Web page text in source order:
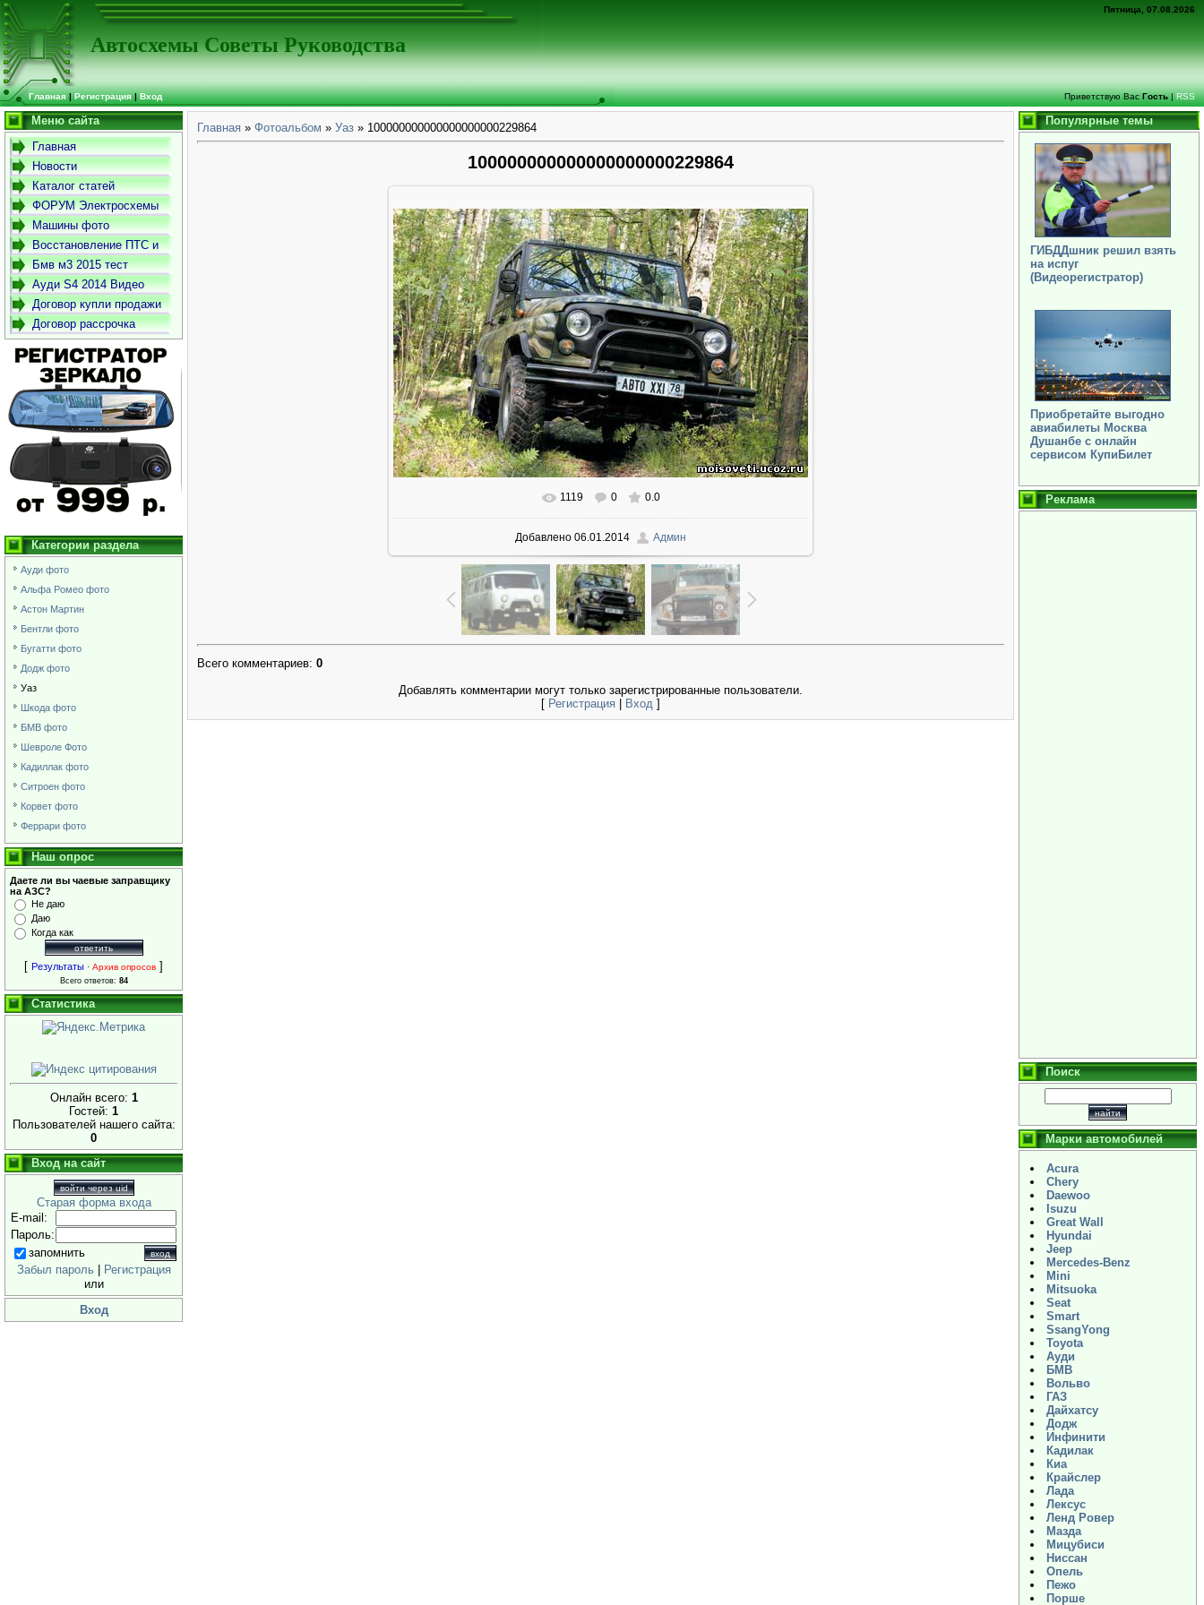
Пятница, 07.08.2026
Автосхемы Советы Руководства
Главная|Регистрация|Вход Приветствую Вас Гость|RSS
Меню сайта
Главная
Новости
Каталог статей
ФОРУМ Электросхемы
-Советы- Руководства
Машины фото
Восстановление ПТС и
СТСБмв м3 2015 тест
драйвАуди S4 2014 Видео
Договор купли продажи
автомобиля
Договор рассрочка
Категории раздела
Ауди фото
Альфа Ромео фото
Астон Мартин
Бентли фото
Бугатти фото
Додж фото
Уаз
Шкода фото
БМВ фото
Шевроле Фото
Кадиллак фото
Ситроен фото
Корвет фото
Феррари фото
Наш опрос
Даете ли вы чаевые заправщику
на АЗС?
Не даю
Даю
Когда как
[ Результаты · Архив опросов ]
Всего ответов: 84
Статистика
Онлайн всего: 1
Гостей: 1
Пользователей нашего сайта:
0
Вход на сайт
войти через uid
Старая форма входа
E-mail:
Пароль:
запомнить
Забыл пароль
Регистрация
или
Вход
Главная » Фотоальбом » Уаз » 100000000000000000000229864
100000000000000000000229864
1119 0 0.0
Добавлено 06.01.2014 Админ
Всего комментариев: 0
Добавлять комментарии могут только зарегистрированные пользователи.
[ Регистрация Вход ]
Популярные темы
ГИБДДшник решил взять
на испуг
(Видеорегистратор)
Приобретайте выгодно
авиабилеты Москва
Душанбе с онлайн
сервисом КупиБилет
Реклама
Поиск
Марки автомобилей
Acura
Chery
Daewoo
Isuzu
Great Wall
Hyundai
Jeep
Mercedes-Benz
Mini
Mitsuoka
Seat
Smart
SsangYong
Toyota
Ауди
БМВ
Вольво
ГАЗ
Дайхатсу
Додж
Инфинити
Кадилак
Киа
Крайслер
Лада
Лексус
Ленд Ровер
Мазда
Мицубиси
Ниссан
Опель
Пежо
Порше